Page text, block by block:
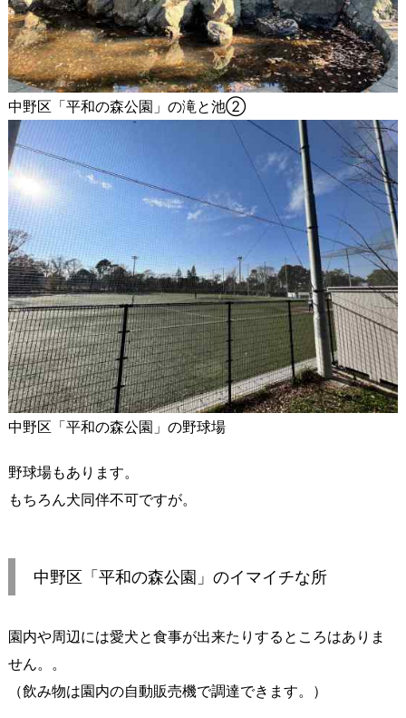
中野区「平和の森公園」の滝と池②
中野区「平和の森公園」の野球場
野球場もあります。
もちろん犬同伴不可ですが。
中野区「平和の森公園」のイマイチな所
園内や周辺には愛犬と食事が出来たりするところはありま
せん。。
（飲み物は園内の自動販売機で調達できます。）